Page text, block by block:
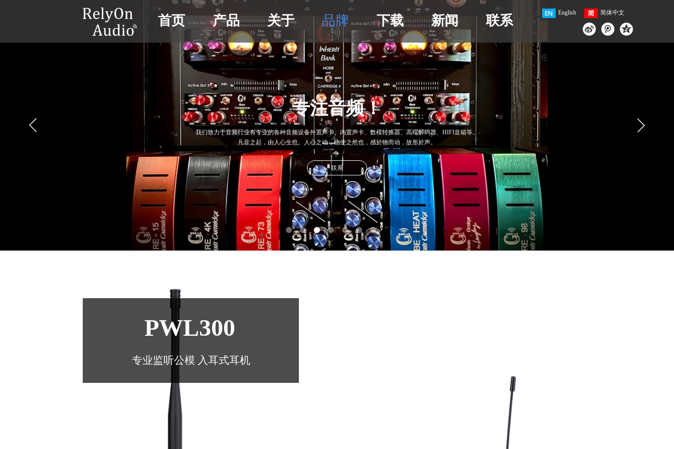
English 简体中文
首页 产品 关于 品牌 下载 新闻 联系
专注音频！
我们致力于音频行业有专业的各种音频设备外置声卡、内置声卡、数模转换器、 高端解码器、HIFI音箱等。
凡音之起，由人心生也。人心之动，物使之然也，感於物而动，故形於声。
联系
PWL300
专业监听公模 入耳式耳机